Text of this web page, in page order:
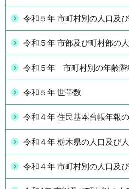
令和５年 市町村別の人口及
令和５年 市部及び町村部の
令和５年 市町村別の年齢階
令和５年 世帯数
令和４年 住民基本台帳年報
令和４年 栃木県の人口及び
令和４年 市町村別の人口及